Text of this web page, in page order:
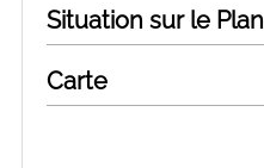
Situation sur le Plan
Carte